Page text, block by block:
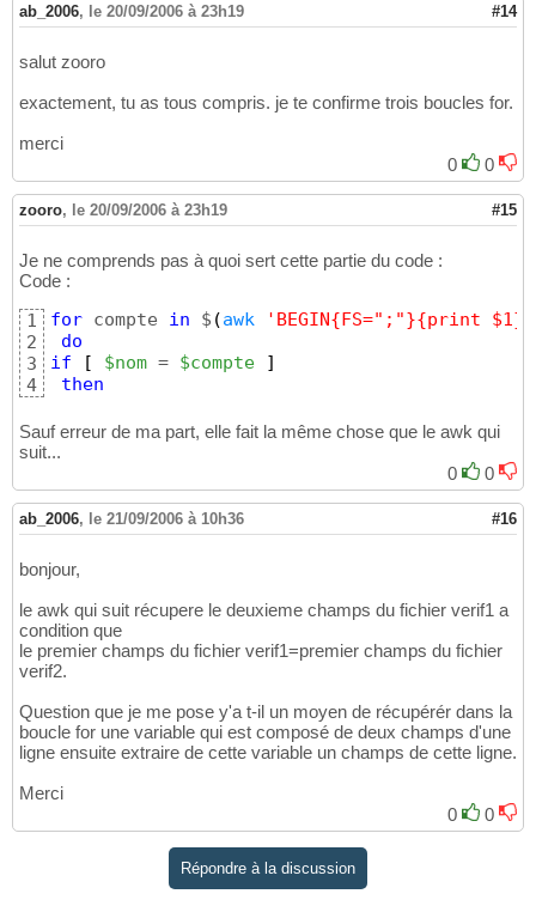
ab_2006, le 20/09/2006 à 23h19 #14
salut zooro
exactement, tu as tous compris. je te confirme trois boucles for.
merci
0
0
zooro, le 20/09/2006 à 23h19 #15
Je ne comprends pas à quoi sert cette partie du code :
Code :
1
2
3
4
for compte in $ (awk
'BEGIN{FS=";"}{print $1}'
do
if
[ $nom = $compte
]
then
Sauf erreur de ma part, elle fait la même chose que le awk qui
suit...
0
0
ab_2006, le 21/09/2006 à 10h36 #16
bonjour,
le awk qui suit récupere le deuxieme champs du fichier verif1 a
condition que
le premier champs du fichier verif1=premier champs du fichier
verif2.
Question que je me pose y'a t-il un moyen de récupérér dans la
boucle for une variable qui est composé de deux champs d'une
ligne ensuite extraire de cette variable un champs de cette ligne.
Merci
0
0
Répondre à la discussion